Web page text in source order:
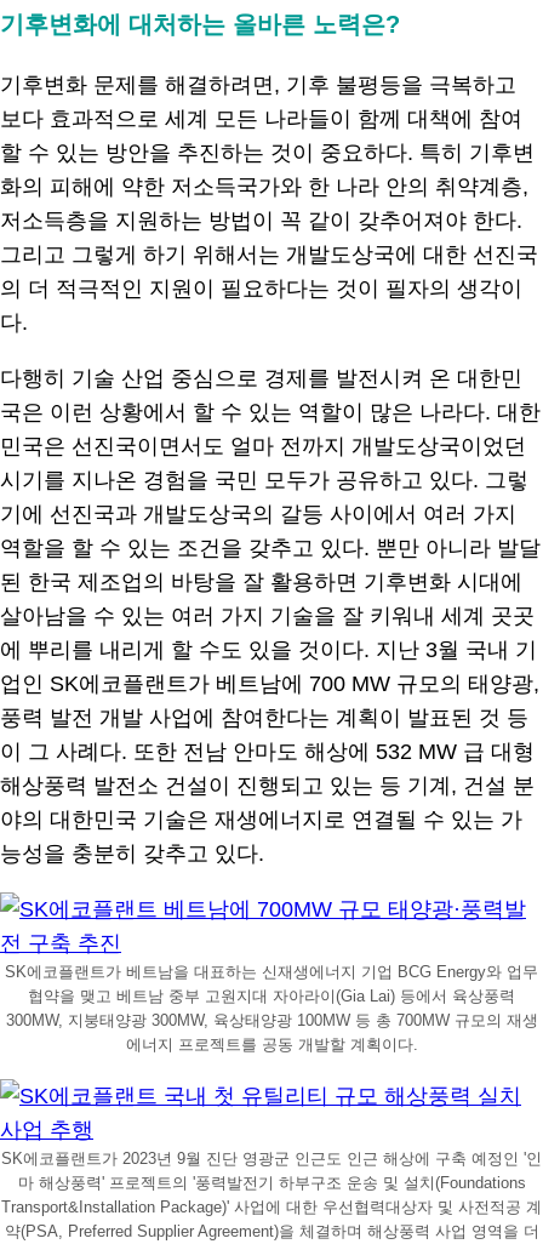
기후변화에 대처하는 올바른 노력은?
기후변화 문제를 해결하려면, 기후 불평등을 극복하고
보다 효과적으로 세계 모든 나라들이 함께 대책에 참여
할 수 있는 방안을 추진하는 것이 중요하다. 특히 기후변
화의 피해에 약한 저소득국가와 한 나라 안의 취약계층,
저소득층을 지원하는 방법이 꼭 같이 갖추어져야 한다.
그리고 그렇게 하기 위해서는 개발도상국에 대한 선진국
의 더 적극적인 지원이 필요하다는 것이 필자의 생각이
다.
다행히 기술 산업 중심으로 경제를 발전시켜 온 대한민
국은 이런 상황에서 할 수 있는 역할이 많은 나라다. 대한
민국은 선진국이면서도 얼마 전까지 개발도상국이었던
시기를 지나온 경험을 국민 모두가 공유하고 있다. 그렇
기에 선진국과 개발도상국의 갈등 사이에서 여러 가지
역할을 할 수 있는 조건을 갖추고 있다. 뿐만 아니라 발달
된 한국 제조업의 바탕을 잘 활용하면 기후변화 시대에
살아남을 수 있는 여러 가지 기술을 잘 키워내 세계 곳곳
에 뿌리를 내리게 할 수도 있을 것이다. 지난 3월 국내 기
업인 SK에코플랜트가 베트남에 700 MW 규모의 태양광,
풍력 발전 개발 사업에 참여한다는 계획이 발표된 것 등
이 그 사례다. 또한 전남 안마도 해상에 532 MW 급 대형
해상풍력 발전소 건설이 진행되고 있는 등 기계, 건설 분
야의 대한민국 기술은 재생에너지로 연결될 수 있는 가
능성을 충분히 갖추고 있다.
SK에코플랜트가 베트남을 대표하는 신재생에너지 기업 BCG Energy와 업무
협약을 맺고 베트남 중부 고원지대 자아라이(Gia Lai) 등에서 육상풍력
300MW, 지붕태양광 300MW, 육상태양광 100MW 등 총 700MW 규모의 재생
에너지 프로젝트를 공동 개발할 계획이다.
SK에코플랜트가 2023년 9월 진단 영광군 인근도 인근 해상에 구축 예정인 '인
마 해상풍력' 프로젝트의 '풍력발전기 하부구조 운송 및 설치(Foundations
Transport&Installation Package)' 사업에 대한 우선협력대상자 및 사전적공 계
약(PSA, Preferred Supplier Agreement)을 체결하며 해상풍력 사업 영역을 더